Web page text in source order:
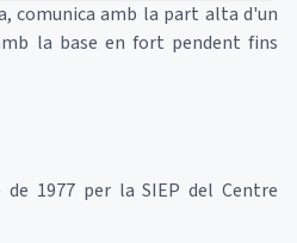
comunica amb la part alta d'un
la base en fort pendent fins
1977 per la SIEP del Centre